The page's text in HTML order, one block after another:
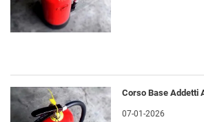
Corso Base Addetti
07-01-2026